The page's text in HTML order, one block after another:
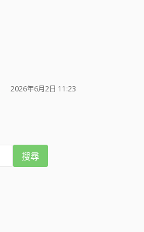
2026年6月2日 11:23